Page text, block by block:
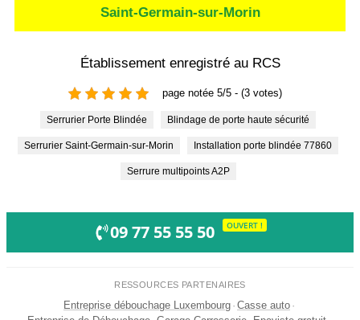
Saint-Germain-sur-Morin
Établissement enregistré au RCS
page notée 5/5 - (3 votes)
Serrurier Porte Blindée Blindage de porte haute sécurité
Serrurier Saint-Germain-sur-Morin Installation porte blindée 77860
Serrure multipoints A2P
09 77 55 55 50 OUVERT !
RESSOURCES PARTENAIRES
Entreprise débouchage Luxembourg · Casse auto ·